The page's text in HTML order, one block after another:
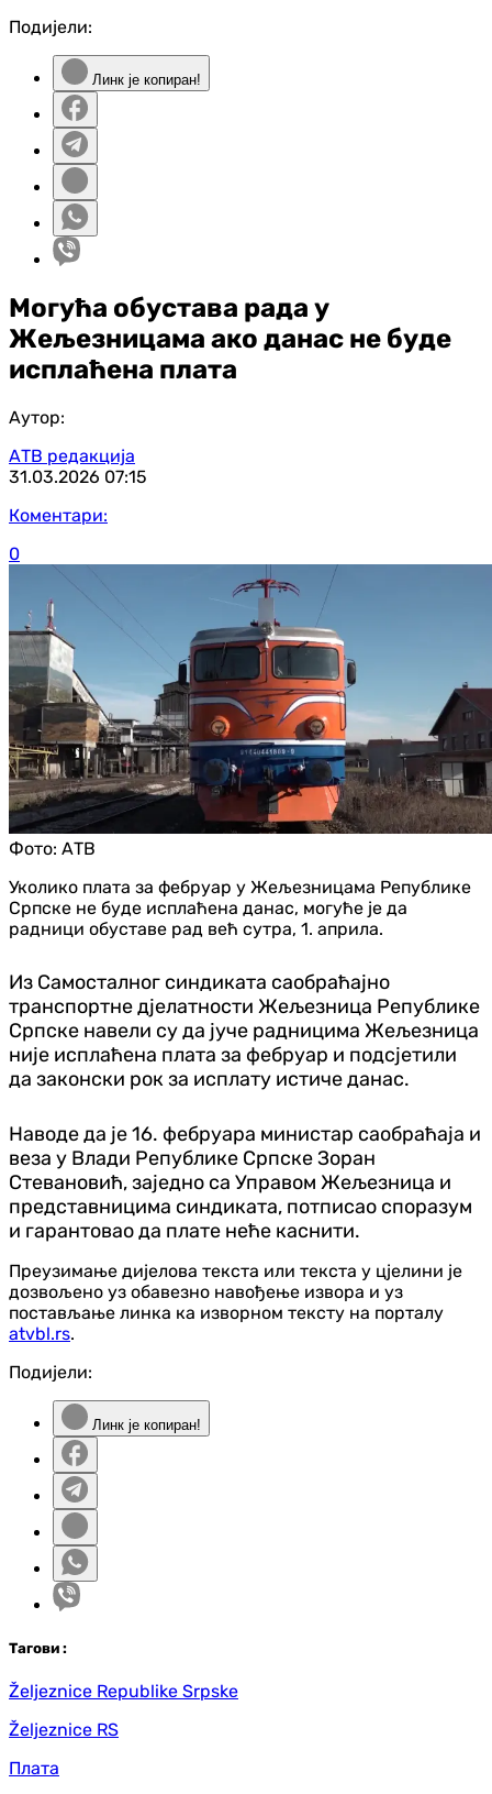
Подијели:
Линк је копиран!
Могућа обустава рада у
Жељезницама ако данас не буде
исплаћена плата
Аутор:
АТВ редакција
31.03.2026 07:15
Коментари:
0
Фото: АТВ
Уколико плата за фебруар у Жељезницама Републике
Српске не буде исплаћена данас, могуће је да
радници обуставе рад већ сутра, 1. априла.
Из Самосталног синдиката саобраћајно
транспортне дјелатности Жељезница Републике
Српске навели су да јуче радницима Жељезница
није исплаћена плата за фебруар и подсјетили
да законски рок за исплату истиче данас.
Наводе да је 16. фебруара министар саобраћаја и
веза у Влади Републике Српске Зоран
Стевановић, заједно са Управом Жељезница и
представницима синдиката, потписао споразум
и гарантовао да плате неће каснити.
Преузимање дијелова текста или текста у цјелини је
дозвољено уз обавезно навођење извора и уз
постављање линка ка изворном тексту на порталу
atvbl.rs.
Подијели:
Линк је копиран!
Тагови :
Željeznice Republike Srpske
Željeznice RS
Плата